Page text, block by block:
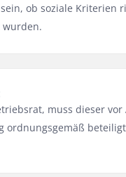
ob soziale Kriterien
wurden.
muss dieser vor
ordnungsgemäß